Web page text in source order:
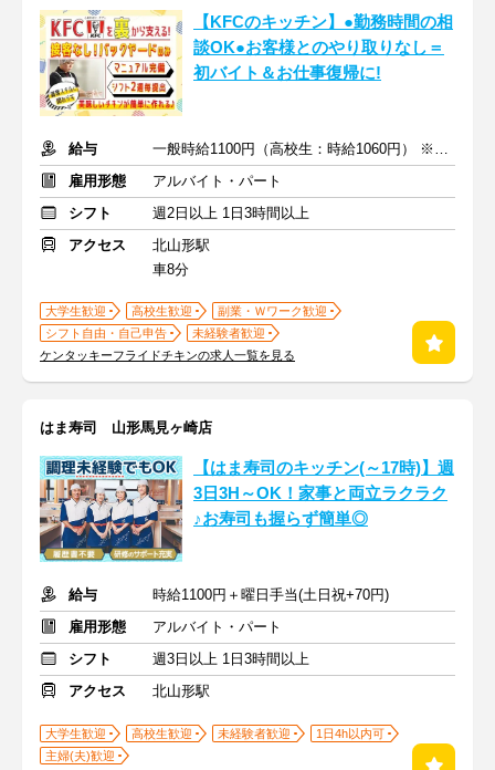
【KFCのキッチン】●勤務時間の相
談OK●お客様とのやり取りなし＝
初バイト＆お仕事復帰に!
給与
一般時給1100円（高校生：時給1060円） ※土日時給＋50円
雇用形態
アルバイト・パート
シフト
週2日以上 1日3時間以上
アクセス
北山形駅
車8分
大学生歓迎 高校生歓迎
副業・Ｗワーク歓迎
シフト自由・自己申告
未経験者歓迎
ケンタッキーフライドチキンの求人一覧を見る
はま寿司 山形馬見ヶ崎店
【はま寿司のキッチン(～17時)】週
3日3H～OK！家事と両立ラクラク
♪お寿司も握らず簡単◎
給与
時給1100円＋曜日手当(土日祝+70円)
雇用形態
アルバイト・パート
シフト
週3日以上 1日3時間以上
アクセス
北山形駅
大学生歓迎 高校生歓迎 未経験者歓迎
1日4h以内可
主婦(夫)歓迎